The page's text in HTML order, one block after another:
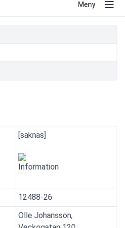
Meny
[saknas]
12488-26
Olle Johansson,